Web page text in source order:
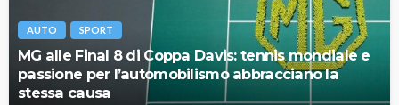
AUTO SPORT
MG alle Final 8 di Coppa Davis: tennis mondiale e
passione per l’automobilismo abbracciano la
stessa causa